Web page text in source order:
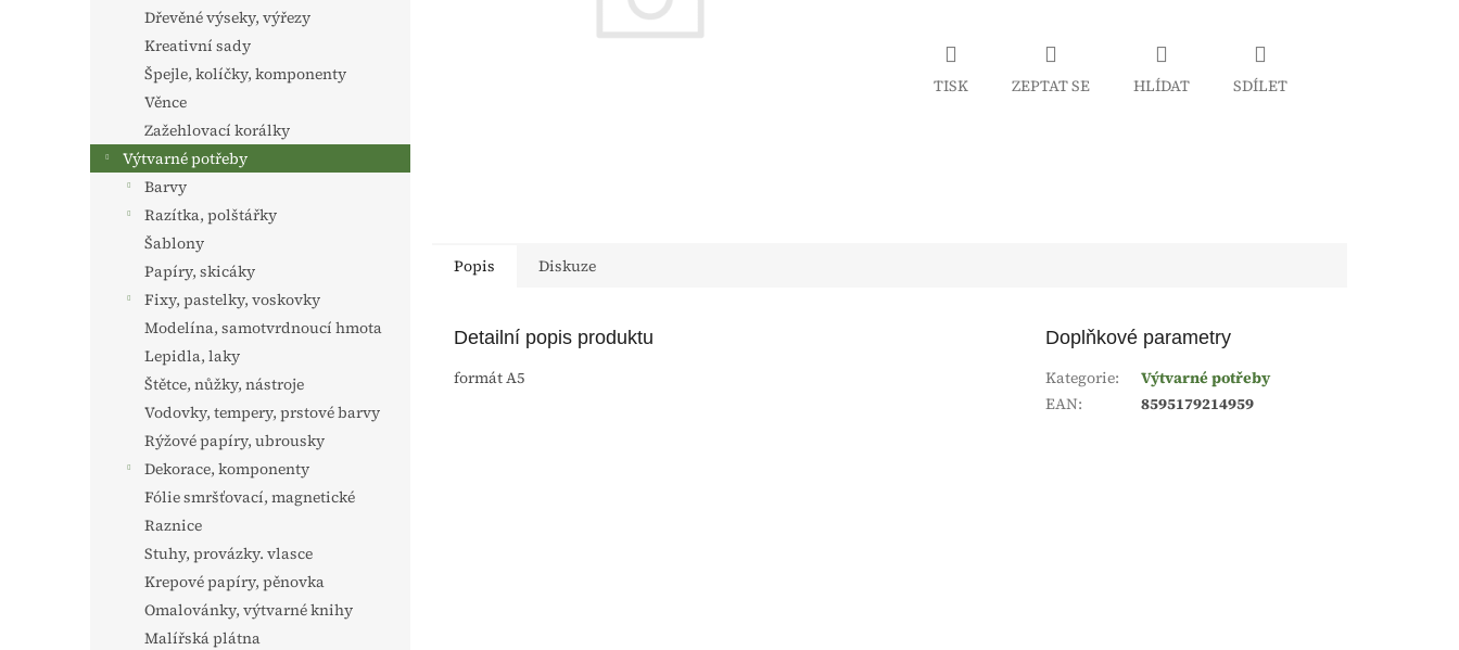
Dřevěné výseky, výřezy
Kreativní sady
Špejle, kolíčky, komponenty
Věnce
Zažehlovací korálky
Výtvarné potřeby
Barvy
Razítka, polštářky
Šablony
Papíry, skicáky
Fixy, pastelky, voskovky
Modelína, samotvrdnoucí hmota
Lepidla, laky
Štětce, nůžky, nástroje
Vodovky, tempery, prstové barvy
Rýžové papíry, ubrousky
Dekorace, komponenty
Fólie smršťovací, magnetické
Raznice
Stuhy, provázky. vlasce
Krepové papíry, pěnovka
Omalovánky, výtvarné knihy
Malířská plátna
TISK ZEPTAT SE HLÍDAT SDÍLET
Popis Diskuze
Detailní popis produktu
formát A5
Doplňkové parametry
Kategorie:
Výtvarné potřeby
EAN: 8595179214959